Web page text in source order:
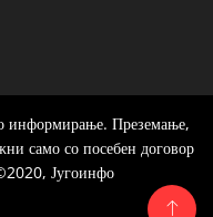
информирање. Преземање,
само со посебен договор
Југоинфо